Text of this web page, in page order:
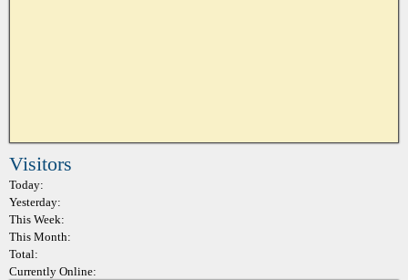
Visitors
Today:
Yesterday:
This Week:
This Month:
Total:
Currently Online: